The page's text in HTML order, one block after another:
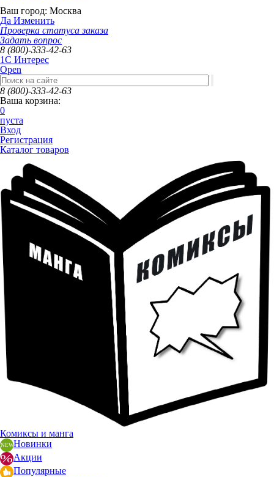
Ваш город: Москва
Да Изменить
Проверка статуса заказа
Задать вопрос
8 (800)-333-42-63
1C Интерес
Open
8 (800)-333-42-63
Ваша корзина:
0
пуста
Вход
Регистрация
Каталог товаров
Комиксы и манга
Новинки
Акции
Популярные